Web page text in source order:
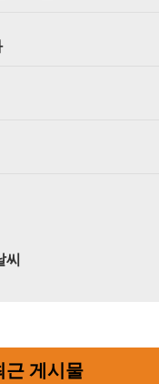
씨
근 게시물